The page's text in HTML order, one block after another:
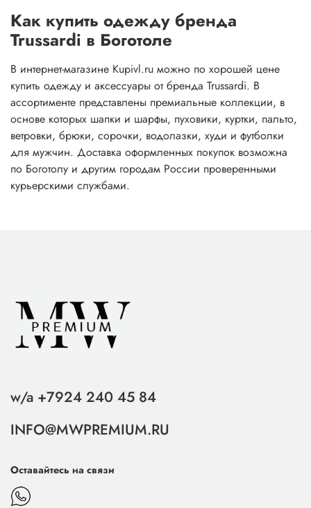
Как купить одежду бренда
Trussardi в Боготоле
В интернет-магазине Kupivl.ru можно по хорошей цене
купить одежду и аксессуары от бренда Trussardi. В
ассортименте представлены премиальные коллекции, в
основе которых шапки и шарфы, пуховики, куртки, пальто,
ветровки, брюки, сорочки, водолазки, худи и футболки
для мужчин. Доставка оформленных покупок возможна
по Боготолу и другим городам России проверенными
курьерскими службами.
w/a +7924 240 45 84
INFO@MWPREMIUM.RU
Оставайтесь на связи